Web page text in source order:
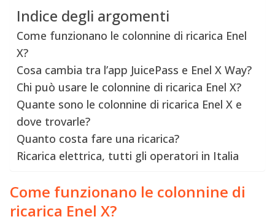
Indice degli argomenti
Come funzionano le colonnine di ricarica Enel
X?
Cosa cambia tra l’app JuicePass e Enel X Way?
Chi può usare le colonnine di ricarica Enel X?
Quante sono le colonnine di ricarica Enel X e
dove trovarle?
Quanto costa fare una ricarica?
Ricarica elettrica, tutti gli operatori in Italia
Come funzionano le colonnine di
ricarica Enel X?